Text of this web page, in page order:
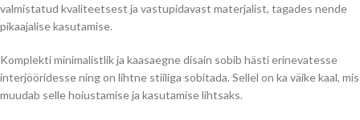
valmistatud kvaliteetsest ja vastupidavast materjalist, tagades nende
pikaajalise kasutamise.
Komplekti minimalistlik ja kaasaegne disain sobib hästi erinevatesse
interjööridesse ning on lihtne stiiliga sobitada. Sellel on ka väike kaal, mis
muudab selle hoiustamise ja kasutamise lihtsaks.